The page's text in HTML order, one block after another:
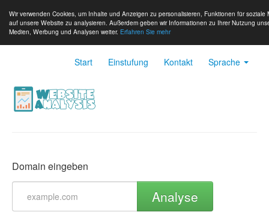
Wir verwenden Cookies, um Inhalte und Anzeigen zu personalisieren, Funktionen für
auf unsere Website zu analysieren. Außerdem geben wir Informationen zu Ihrer Nutzung
Medien, Werbung und Analysen weiter. Erfahren Sie mehr
Start Einstufung Kontakt Sprache
Domain eingeben
Analyse